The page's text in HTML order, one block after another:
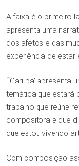
A faixa é o primeiro
apresenta uma
dos afetos e das
experiência de estar
“‘Garupa’
temática que estará
trabalho que reúne
compositora e que
que estou vivendo
Com composição